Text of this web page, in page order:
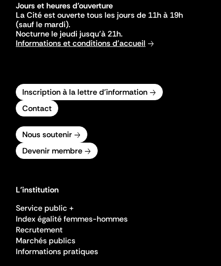
Jours et heures d'ouverture
La Cité est ouverte tous les jours de 11h à 19h
(sauf le mardi).
Nocturne le jeudi jusqu'à 21h.
Informations et conditions d'accueil
Inscription à la lettre d'information
Contact
Nous soutenir
Devenir membre
L'institution
Service public +
Index égalité femmes-hommes
Recrutement
Marchés publics
Informations pratiques